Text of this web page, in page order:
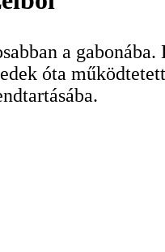
a gabonába.
óta